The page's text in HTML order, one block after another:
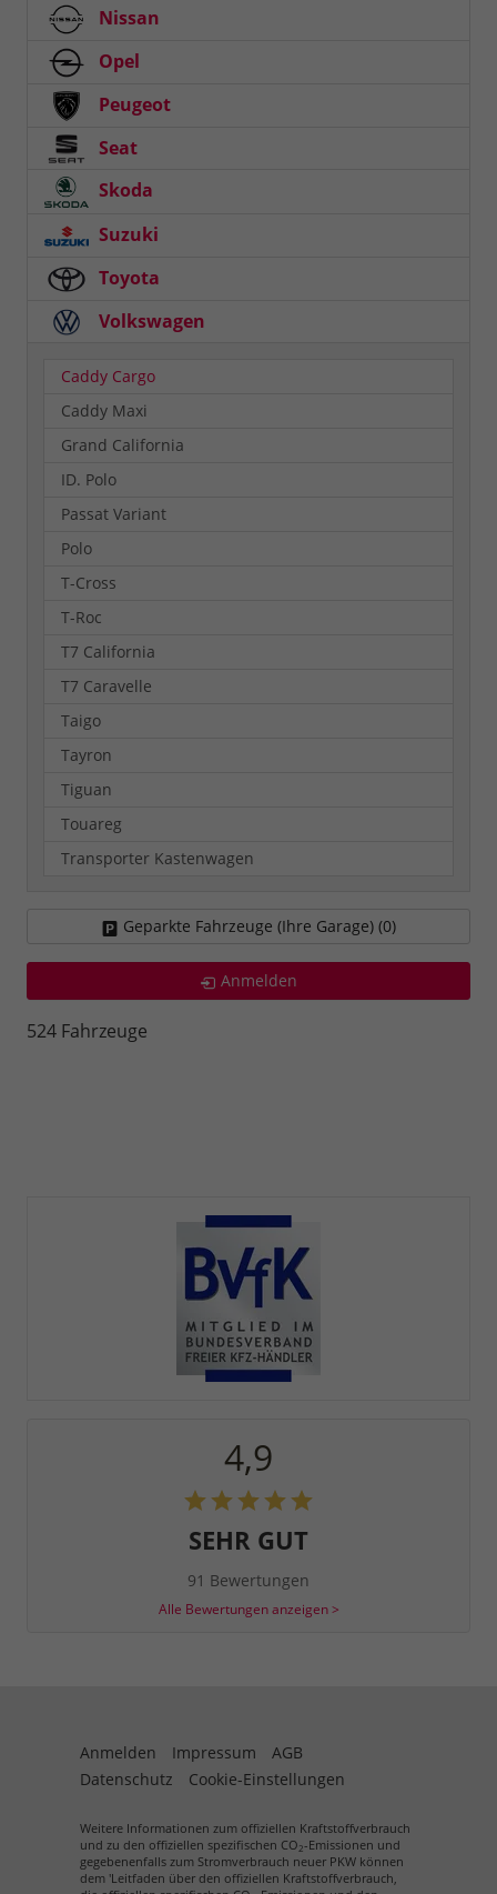
Nissan
Opel
Peugeot
Seat
Skoda
Suzuki
Toyota
Volkswagen
Caddy Cargo
Caddy Maxi
Grand California
ID. Polo
Passat Variant
Polo
T-Cross
T-Roc
T7 California
T7 Caravelle
Taigo
Tayron
Tiguan
Touareg
Transporter Kastenwagen
Geparkte Fahrzeuge (Ihre Garage) (0)
Anmelden
524 Fahrzeuge
4,9
SEHR GUT
91 Bewertungen
Alle Bewertungen anzeigen >
Anmelden Impressum
AGB
Datenschutz
Cookie-Einstellungen
Weitere Informationen zum offiziellen Kraftstoffverbrauch
und zu den offiziellen spezifischen CO 2-Emissionen und
gegebenenfalls zum Stromverbrauch neuer PKW können
dem 'Leitfaden über den offiziellen Kraftstoffverbrauch,